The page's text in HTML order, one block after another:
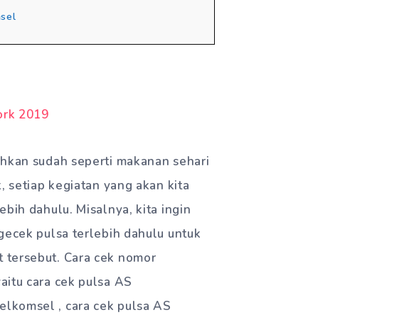
sudah seperti makanan sehari
setiap kegiatan yang akan kita
dahulu. Misalnya, kita ingin
pulsa terlebih dahulu untuk
Cara cek nomor
cara cek pulsa AS
, cara cek pulsa AS